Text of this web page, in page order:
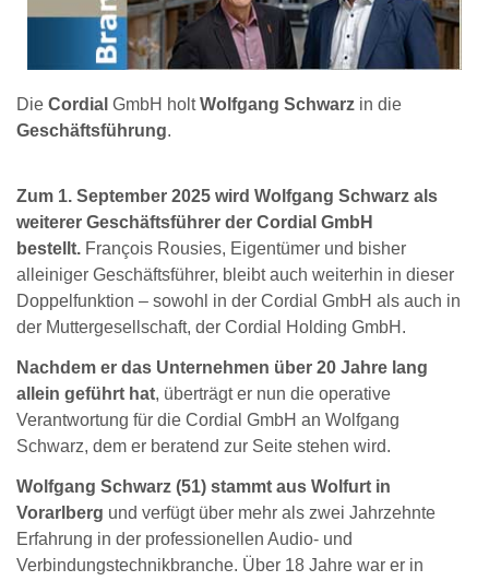
Die Cordial GmbH holtWolfgang Schwarz in die
Geschäftsführung.
Zum 1. September 2025 wird Wolfgang Schwarz als
weiterer Geschäftsführer der Cordial GmbH
bestellt. François Rousies, Eigentümer und bisher
alleiniger Geschäftsführer, bleibt auch weiterhin in dieser
Doppelfunktion – sowohl in der Cordial GmbH als auch in
der Muttergesellschaft, der Cordial Holding GmbH.
Nachdem er das Unternehmen über 20 Jahre lang
allein geführt hat, überträgt er nun die operative
Verantwortung für die Cordial GmbH an Wolfgang
Schwarz, dem er beratend zur Seite stehen wird.
Wolfgang Schwarz (51) stammt aus Wolfurt in
Vorarlberg und verfügt über mehr als zwei Jahrzehnte
Erfahrung in der professionellen Audio- und
Verbindungstechnikbranche. Über 18 Jahre war er in